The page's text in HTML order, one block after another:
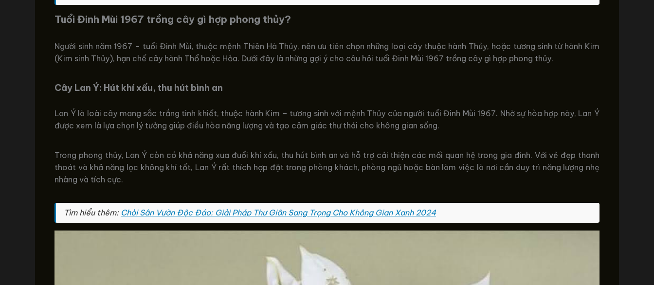
Tuổi Đinh Mùi 1967 trồng cây gì hợp phong thủy?
Người sinh năm 1967 – tuổi Đinh Mùi, thuộc mệnh Thiên Hà Thủy, nên ưu tiên chọn những loại cây thuộc hành Thủy, hoặc tương sinh từ hành Kim
(Kim sinh Thủy), hạn chế cây hành Thổ hoặc Hỏa. Dưới đây là những gợi ý cho câu hỏi tuổi Đinh Mùi 1967 trồng cây gì hợp phong thủy.
Cây Lan Ý: Hút khí xấu, thu hút bình an
Lan Ý là loài cây mang sắc trắng tinh khiết, thuộc hành Kim – tương sinh với mệnh Thủy của người tuổi Đinh Mùi 1967. Nhờ sự hòa hợp này, Lan Ý
được xem là lựa chọn lý tưởng giúp điều hòa năng lượng và tạo cảm giác thư thái cho không gian sống.
Trong phong thủy, Lan Ý còn có khả năng xua đuổi khí xấu, thu hút bình an và hỗ trợ cải thiện các mối quan hệ trong gia đình. Với vẻ đẹp thanh
thoát và khả năng lọc không khí tốt, Lan Ý rất thích hợp đặt trong phòng khách, phòng ngủ hoặc bàn làm việc là nơi cần duy trì năng lượng nhẹ
nhàng và tích cực.
Tìm hiểu thêm: Chòi Sân Vườn Độc Đáo: Giải Pháp Thư Giãn Sang Trọng Cho Không Gian Xanh 2024